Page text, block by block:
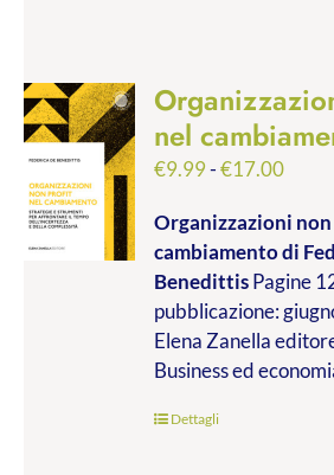
nel
€9.99-€17.00Fascia
da
a
Organizzazioni
cambiamentodi
BenedittisPagine
pubblicazione:
Elena Zanella
Business ed
Dettagli